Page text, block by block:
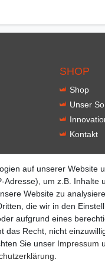
SHOP
Shop
Unser
Kontakt
Impressum
auf unserer Website
um z.B. Inhalte
Website zu
die wir in den
aufgrund eines
das Recht, nicht
Sie unser Impressum